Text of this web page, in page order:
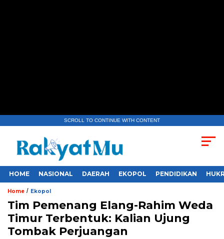
SCROLL TO CONTINUE WITH CONTENT
HOME NASIONAL DAERAH EKOPOL PENDIDIKAN
Home / Ekopol
Tim Pemenang Elang-Rahim Weda
Timur Terbentuk: Kalian Ujung
Tombak Perjuangan